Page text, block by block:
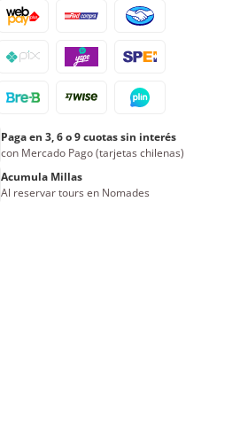
Paga en 3, 6 o 9 cuotas sin interés
con Mercado Pago (tarjetas chilenas)
Acumula Millas
Al reservar tours en Nomades
26 29
3 4 5